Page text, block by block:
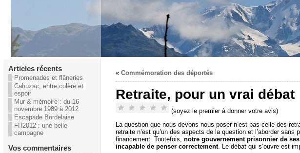
Articles récents
Promenades et flâneries
Cahuzac, entre colère et
espoir
Mur & mémoire : du 16
novembre 1989 à 2012
Escapade Bordelaise
FH2012 : une belle
campagne
Vos commentaires
« Commémoration des déportés
Retraite, pour un vrai débat
(soyez le premier à donner votre avis)
La question que nous devons nous poser n’est pas celle des
retraite n’est qu’un des aspects de la question et l’aborder
financement. Toutefois, notre gouvernement prisonnier de
incapable de penser correctement. Le débat qui s’ouvre est